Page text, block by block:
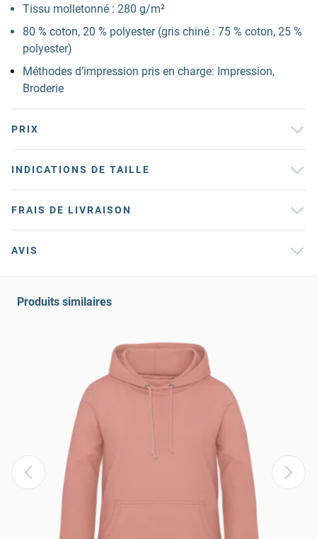
Tissu molletonné : 280 g/m²
80 % coton, 20 % polyester (gris chiné : 75 % coton, 25 %
polyester)
Méthodes d’impression pris en charge: Impression,
Broderie
PRIX
INDICATIONS DE TAILLE
FRAIS DE LIVRAISON
AVIS
Produits similaires